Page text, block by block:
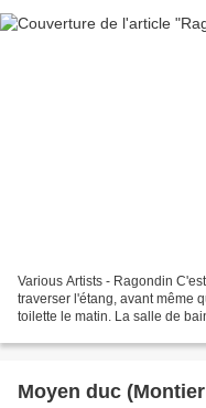
Various Artists - Ragondin
traverser l'étang, avant même
toilette le matin. La salle de
Moyen duc